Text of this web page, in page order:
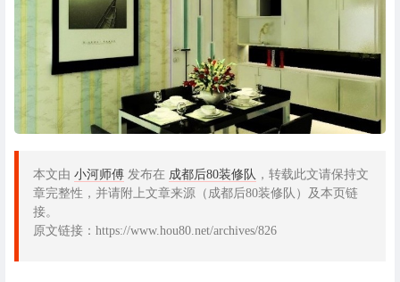
本文由 小河师傅 发布在 成都后80装修队 ，转载此文请保持文
章完整性，并请附上文章来源（成都后80装修队）及本页链
接。
原文链接：https://www.hou80.net/archives/826